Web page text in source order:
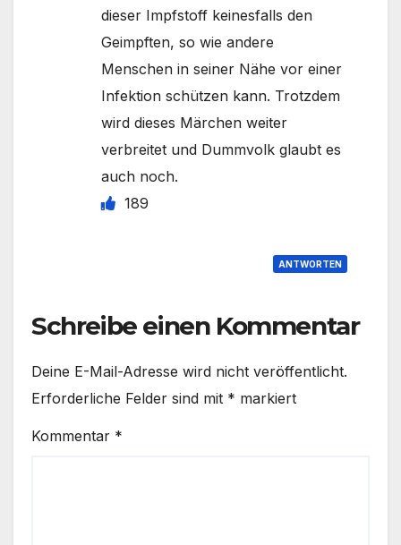
dieser Impfstoff keinesfalls den
Geimpften, so wie andere
Menschen in seiner Nähe vor einer
Infektion schützen kann. Trotzdem
wird dieses Märchen weiter
verbreitet und Dummvolk glaubt es
auch noch.
189
ANTWORTEN
Schreibe einen Kommentar
Deine E-Mail-Adresse wird nicht veröffentlicht.
Erforderliche Felder sind mit * markiert
Kommentar *